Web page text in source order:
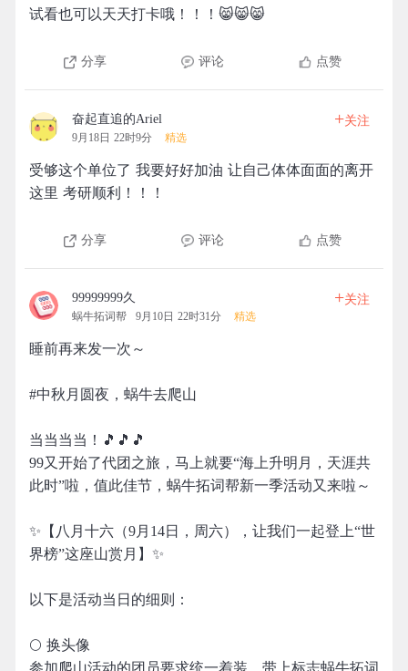
试看也可以天天打卡哦！！！😸😸😸
分享 评论 点赞
奋起直追的Ariel
9月18日 22时9分 精选
+关注
受够这个单位了 我要好好加油 让自己体体面面的离开
这里 考研顺利！！！
分享 评论 点赞
99999999久
蜗牛拓词帮 9月10日 22时31分 精选
+关注
睡前再来发一次～
#中秋月圆夜，蜗牛去爬山
当当当当！🎵🎵🎵
99又开始了代团之旅，马上就要“海上升明月，天涯共
此时”啦，值此佳节，蜗牛拓词帮新一季活动又来啦～
✨【八月十六（9月14日，周六），让我们一起登上“世
界榜”这座山赏月】✨
以下是活动当日的细则：
🌕 换头像
参加爬山活动的团员要求统一着装，带上标志蜗牛拓词